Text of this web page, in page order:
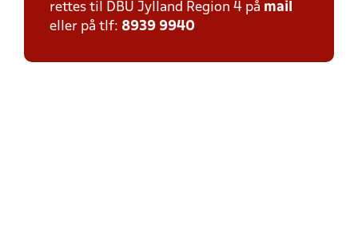
rettes til DBU Jylland Region 4 på mail
eller på tlf: 8939 9940